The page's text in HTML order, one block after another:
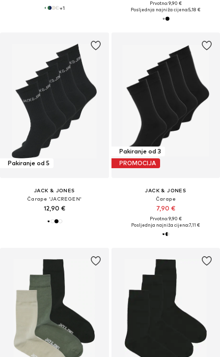
+1
Prvotno: 9,90 €
Posljednja najniža cijena:5,18 €
Pakiranje od 5
JACK & JONES
Čarape 'JACREGEN'
12,90 €
Pakiranje od 3
PROMOCIJA
JACK & JONES
Čarape
7,90 €
Prvotno: 9,90 €
Posljednja najniža cijena:7,11 €